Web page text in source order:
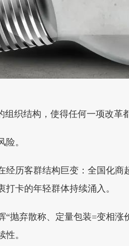
组织结构，使得任何一项改
险。
经历客群结构巨变：全国化
打卡的年轻群体持续涌入。
“抛弃散称、定量包装=变相
性。